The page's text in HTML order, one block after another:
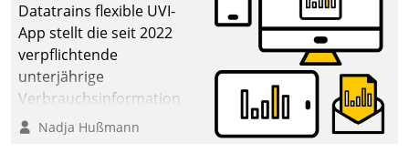
Datatrains flexible UVI-
App stellt die seit 2022
verpflichtende
unterjährige
Verbrauchsinformation
schnell, zuverlässig und
Nadja Hußmann